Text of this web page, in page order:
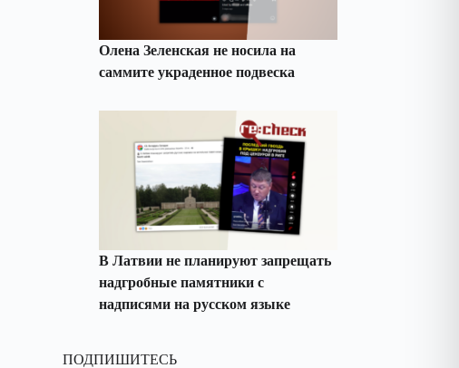
Олена Зеленская не носила на
саммите украденное подвеска
В Латвии не планируют запрещать
надгробные памятники с
надписями на русском языке
ПОДПИШИТЕСЬ